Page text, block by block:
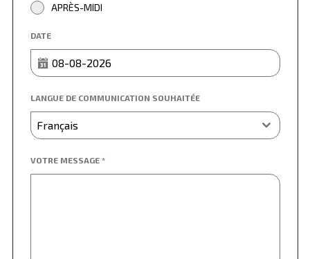
APRÈS-MIDI
DATE
LANGUE DE COMMUNICATION SOUHAITÉE
Français
VOTRE MESSAGE *